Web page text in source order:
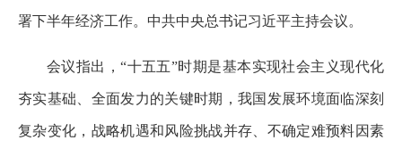
署下半年经济工作。中共中央总书记习近平主持会议。
会议指出，“十五五”时期是基本实现社会主义现代化
夯实基础、全面发力的关键时期，我国发展环境面临深刻
复杂变化，战略机遇和风险挑战并存、不确定难预料因素